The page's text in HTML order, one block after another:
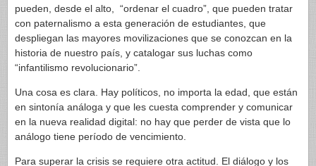
pueden, desde el alto, “ordenar el cuadro”, que pueden tratar
con paternalismo a esta generación de estudiantes, que
despliegan las mayores movilizaciones que se conozcan en la
historia de nuestro país, y catalogar sus luchas como
“infantilismo revolucionario”.
Una cosa es clara. Hay políticos, no importa la edad, que están
en sintonía análoga y que les cuesta comprender y comunicar
en la nueva realidad digital: no hay que perder de vista que lo
análogo tiene período de vencimiento.
Para superar la crisis se requiere otra actitud. El diálogo y los